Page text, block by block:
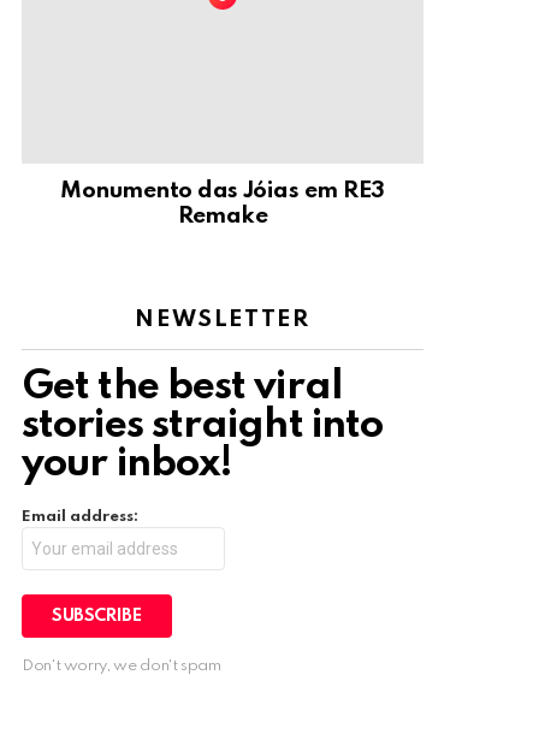
Monumento das Jóias em RE3
Remake
NEWSLETTER
Get the best viral
stories straight into
your inbox!
Email address:
Don't worry, we don't spam